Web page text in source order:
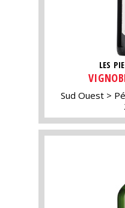
LES
Sud Ouest